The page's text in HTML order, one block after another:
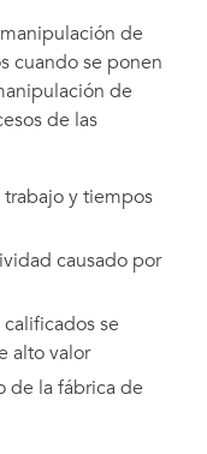
de
cuando se ponen
de
de las
y tiempos
causado por
se
alto valor
de la fábrica de